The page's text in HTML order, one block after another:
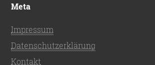
Meta
Impressum
Datenschutzerklärung
Kontakt